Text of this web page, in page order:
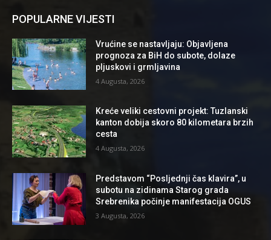
POPULARNE VIJESTI
Vrućine se nastavljaju: Objavljena
prognoza za BiH do subote, dolaze
pljuskovi i grmljavina
4 Augusta, 2026
Kreće veliki cestovni projekt: Tuzlanski
kanton dobija skoro 80 kilometara brzih
cesta
4 Augusta, 2026
Predstavom “Posljednji čas klavira”, u
subotu na zidinama Starog grada
Srebrenika počinje manifestacija OGUS
3 Augusta, 2026